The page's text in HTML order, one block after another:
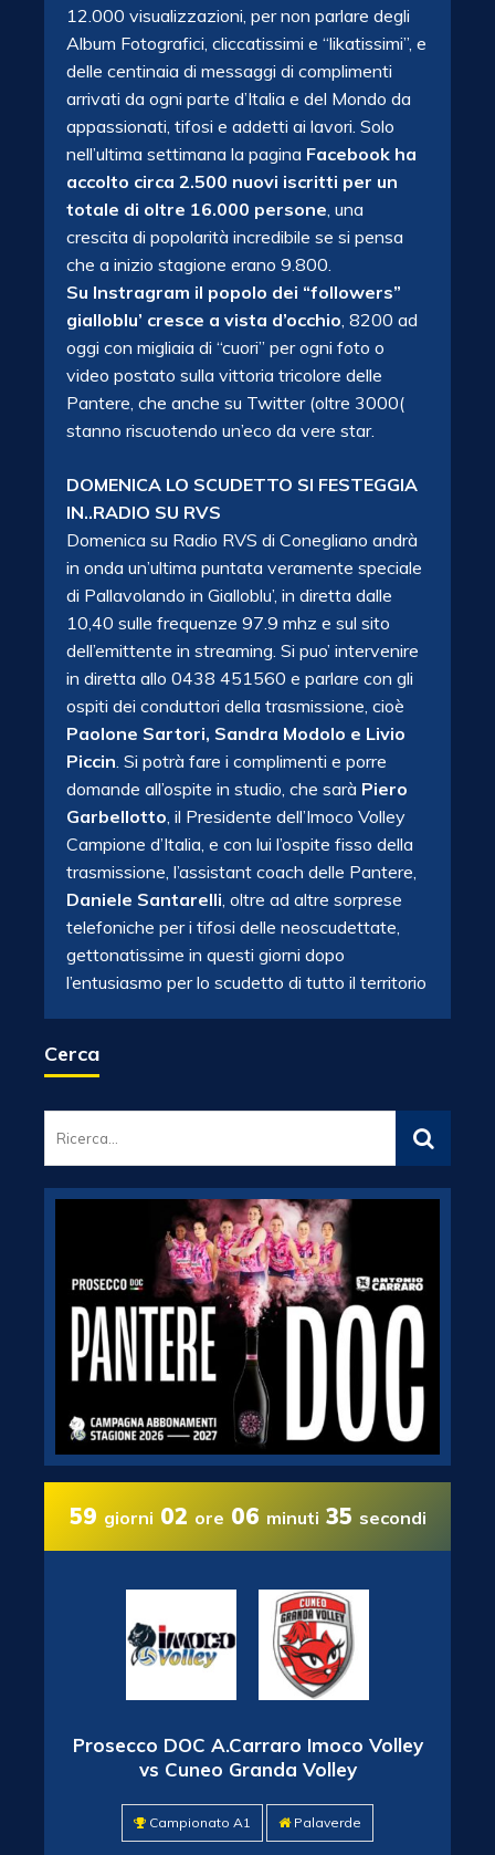
12.000 visualizzazioni, per non parlare degli
Album Fotografici, cliccatissimi e “likatissimi”, e
delle centinaia di messaggi di complimenti
arrivati da ogni parte d’Italia e del Mondo da
appassionati, tifosi e addetti ai lavori. Solo
nell’ultima settimana la pagina Facebook ha
accolto circa 2.500 nuovi iscritti per un
totale di oltre 16.000 persone, una
crescita di popolarità incredibile se si pensa
che a inizio stagione erano 9.800.
Su Instragram il popolo dei “followers”
gialloblu’ cresce a vista d’occhio, 8200 ad
oggi con migliaia di “cuori” per ogni foto o
video postato sulla vittoria tricolore delle
Pantere, che anche su Twitter (oltre 3000(
stanno riscuotendo un’eco da vere star.
DOMENICA LO SCUDETTO SI FESTEGGIA
IN..RADIO SU RVS
Domenica su Radio RVS di Conegliano andrà
in onda un’ultima puntata veramente speciale
di Pallavolando in Gialloblu’, in diretta dalle
10,40 sulle frequenze 97.9 mhz e sul sito
dell’emittente in streaming. Si puo’ intervenire
in diretta allo 0438 451560 e parlare con gli
ospiti dei conduttori della trasmissione, cioè
Paolone Sartori, Sandra Modolo e Livio
Piccin. Si potrà fare i complimenti e porre
domande all’ospite in studio, che sarà Piero
Garbellotto, il Presidente dell’Imoco Volley
Campione d’Italia, e con lui l’ospite fisso della
trasmissione, l’assistant coach delle Pantere,
Daniele Santarelli, oltre ad altre sorprese
telefoniche per i tifosi delle neoscudettate,
gettonatissime in questi giorni dopo
l’entusiasmo per lo scudetto di tutto il territorio
Cerca
59 giorni 02 ore 06 minuti 34 secondi
Prosecco DOC A.Carraro Imoco Volley
vs Cuneo Granda Volley
Campionato A1 Palaverde